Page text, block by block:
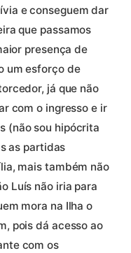
e conseguem dar
que passamos
presença de
um esforço de
já que não
com o ingresso e ir
(não sou hipócrita
as partidas
mais também não
Luís não iria para
mora na Ilha o
pois dá acesso ao
com os